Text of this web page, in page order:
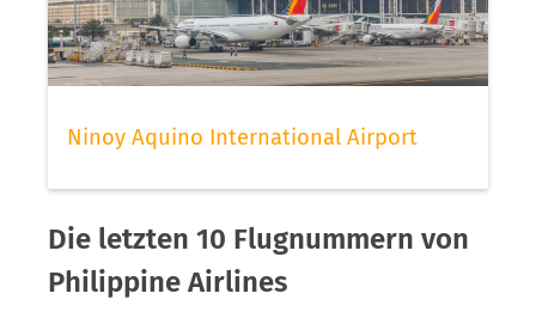
Ninoy Aquino International Airport
Die letzten 10 Flugnummern von
Philippine Airlines